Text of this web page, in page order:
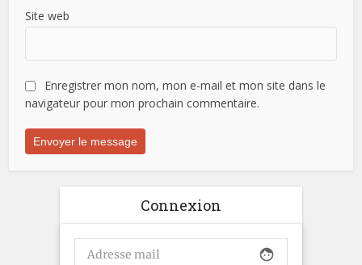
Site web
Enregistrer mon nom, mon e-mail et mon site dans le
navigateur pour mon prochain commentaire.
Connexion
face